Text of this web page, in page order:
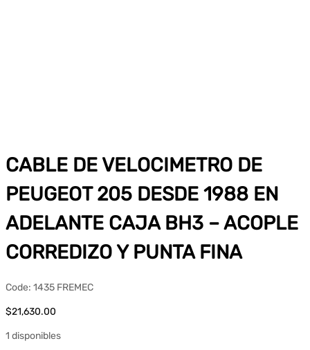
CABLE DE VELOCIMETRO DE
PEUGEOT 205 DESDE 1988 EN
ADELANTE CAJA BH3 – ACOPLE
CORREDIZO Y PUNTA FINA
Code: 1435 FREMEC
$21,630.00
1 disponibles